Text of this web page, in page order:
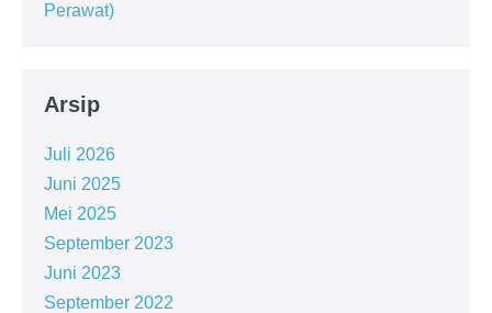
Perawat)
Arsip
Juli 2026
Juni 2025
Mei 2025
September 2023
Juni 2023
September 2022